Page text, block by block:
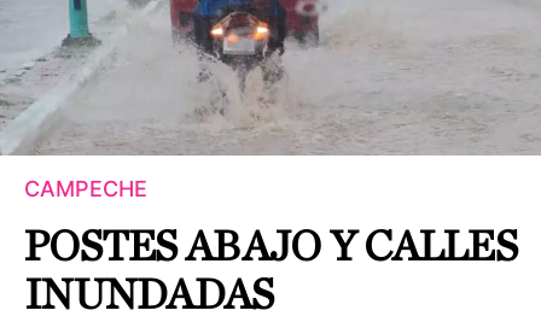
CAMPECHE
POSTES ABAJO Y CALLES
INUNDADAS